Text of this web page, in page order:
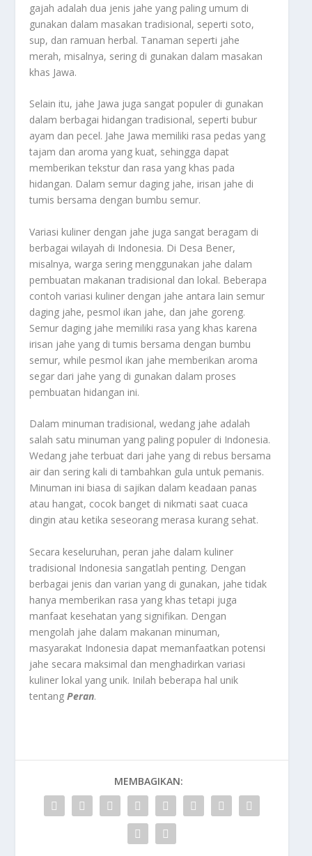
gajah adalah dua jenis jahe yang paling umum di
gunakan dalam masakan tradisional, seperti soto,
sup, dan ramuan herbal. Tanaman seperti jahe
merah, misalnya, sering di gunakan dalam masakan
khas Jawa.
Selain itu, jahe Jawa juga sangat populer di gunakan
dalam berbagai hidangan tradisional, seperti bubur
ayam dan pecel. Jahe Jawa memiliki rasa pedas yang
tajam dan aroma yang kuat, sehingga dapat
memberikan tekstur dan rasa yang khas pada
hidangan. Dalam semur daging jahe, irisan jahe di
tumis bersama dengan bumbu semur.
Variasi kuliner dengan jahe juga sangat beragam di
berbagai wilayah di Indonesia. Di Desa Bener,
misalnya, warga sering menggunakan jahe dalam
pembuatan makanan tradisional dan lokal. Beberapa
contoh variasi kuliner dengan jahe antara lain semur
daging jahe, pesmol ikan jahe, dan jahe goreng.
Semur daging jahe memiliki rasa yang khas karena
irisan jahe yang di tumis bersama dengan bumbu
semur, while pesmol ikan jahe memberikan aroma
segar dari jahe yang di gunakan dalam proses
pembuatan hidangan ini.
Dalam minuman tradisional, wedang jahe adalah
salah satu minuman yang paling populer di Indonesia.
Wedang jahe terbuat dari jahe yang di rebus bersama
air dan sering kali di tambahkan gula untuk pemanis.
Minuman ini biasa di sajikan dalam keadaan panas
atau hangat, cocok banget di nikmati saat cuaca
dingin atau ketika seseorang merasa kurang sehat.
Secara keseluruhan, peran jahe dalam kuliner
tradisional Indonesia sangatlah penting. Dengan
berbagai jenis dan varian yang di gunakan, jahe tidak
hanya memberikan rasa yang khas tetapi juga
manfaat kesehatan yang signifikan. Dengan
mengolah jahe dalam makanan minuman,
masyarakat Indonesia dapat memanfaatkan potensi
jahe secara maksimal dan menghadirkan variasi
kuliner lokal yang unik. Inilah beberapa hal unik
tentangPeran.
MEMBAGIKAN: